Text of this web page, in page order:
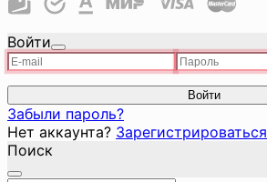
Войти
Войти
Забыли пароль?
Нет аккаунта? Зарегистрироваться
Поиск